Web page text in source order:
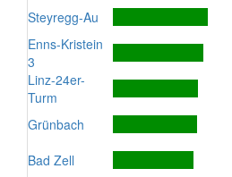
Steyregg-Au
Enns-Kristein
3
Linz-24er-
Turm
Grünbach
Bad Zell